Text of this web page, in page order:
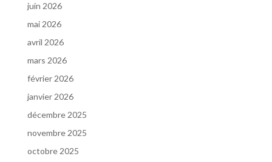
juin 2026
mai 2026
avril 2026
mars 2026
février 2026
janvier 2026
décembre 2025
novembre 2025
octobre 2025